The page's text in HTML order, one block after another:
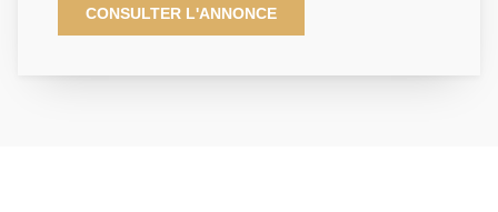
forêt, au sein d'une petite copropriété de 10 lots à
faibles charges. Fonctionnel et bien agencé, il se
CONSULTER L'ANNONCE